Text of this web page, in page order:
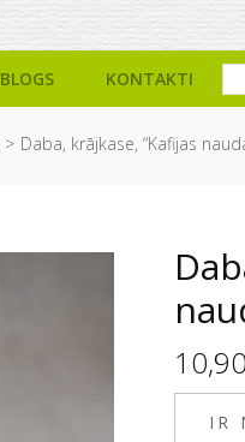
BLOGS KONTAKTI
Daba, krājkase, “Kafijas
IR